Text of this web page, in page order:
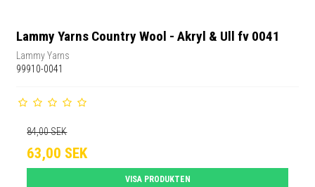
Lammy Yarns Country Wool - Akryl & Ull fv 0041
Lammy Yarns
99910-0041
84,00 SEK
63,00 SEK
VISA PRODUKTEN